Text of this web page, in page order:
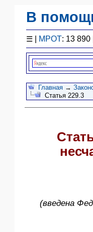
В
☰ МРОТ: 13 890 |
Законодательство
F1 - Отчетность
План счетов
Справочник
Упрощенка
Договоры
Главная →
Статья 229.3
(введена